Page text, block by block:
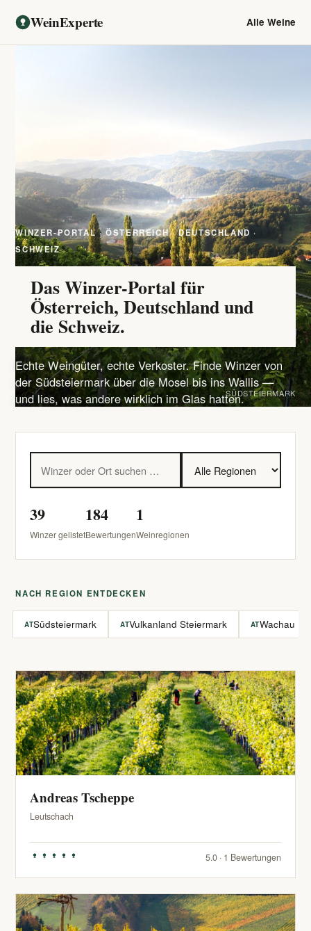
WeinExperte Alle Weine
WINZER-PORTAL · ÖSTERREICH · DEUTSCHLAND ·
SCHWEIZ
Das Winzer-Portal für
Österreich, Deutschland und
die Schweiz.
Echte Weingüter, echte Verkoster. Finde Winzer von
der Südsteiermark über die Mosel bis ins Wallis —
und lies, was andere wirklich im Glas hatten.SÜDSTEIERMARK
39
Winzer gelistet
184
Bewertungen
1
Weinregionen
NACH REGION ENTDECKEN
ATSüdsteiermark ATVulkanland Steiermark ATWachau
Andreas Tscheppe
Leutschach
5.0 · 1 Bewertungen